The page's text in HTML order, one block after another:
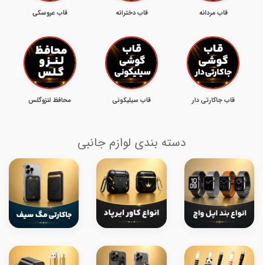
قاب مردانه قاب دخترانه قاب عروسکی
قاب جاکارتی دار قاب سیلیکونی محافظ لنزوگلس
دسته بندی لوازم جانبی